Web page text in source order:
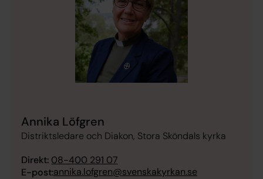
Annika Löfgren
Distriktsledare och Diakon, Stora Sköndals kyrka
Direkt: 08-400 291 07
E-post:annika.lofgren@svenskakyrkan.se